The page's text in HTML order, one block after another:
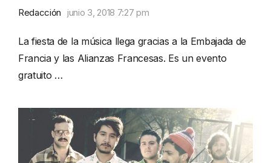
Redacción junio 3, 2018 7:27 pm
La fiesta de la música llega gracias a la Embajada de
Francia y las Alianzas Francesas. Es un evento
gratuito …